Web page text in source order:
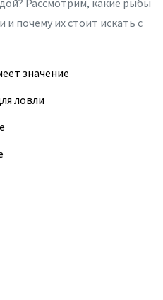
Рассмотрим, какие рыбы
почему их стоит искать с
значение
ловли